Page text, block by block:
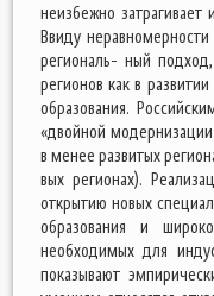
неизбежно
Ввиду
региональ- ный
регионов как в
образования.
«двойной
в менее развитых
вых регионах).
открытию новых
образования и
необходимых для
показывают